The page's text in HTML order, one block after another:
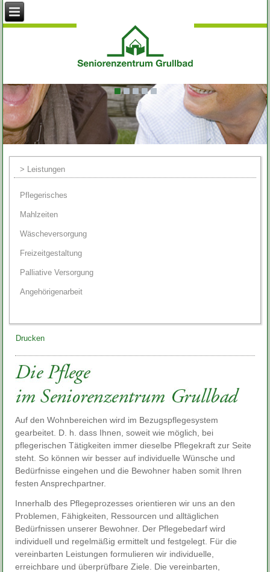
> Leistungen
Pflegerisches
Mahlzeiten
Wäscheversorgung
Freizeitgestaltung
Palliative Versorgung
Angehörigenarbeit
Drucken
Auf den Wohnbereichen wird im Bezugspflegesystem
gearbeitet. D. h. dass Ihnen, soweit wie möglich, bei
pflegerischen Tätigkeiten immer dieselbe Pflegekraft zur Seite
steht. So können wir besser auf individuelle Wünsche und
Bedürfnisse eingehen und die Bewohner haben somit Ihren
festen Ansprechpartner.
Innerhalb des Pflegeprozesses orientieren wir uns an den
Problemen, Fähigkeiten, Ressourcen und alltäglichen
Bedürfnissen unserer Bewohner. Der Pflegebedarf wird
individuell und regelmäßig ermittelt und festgelegt. Für die
vereinbarten Leistungen formulieren wir individuelle,
erreichbare und überprüfbare Ziele. Die vereinbarten,